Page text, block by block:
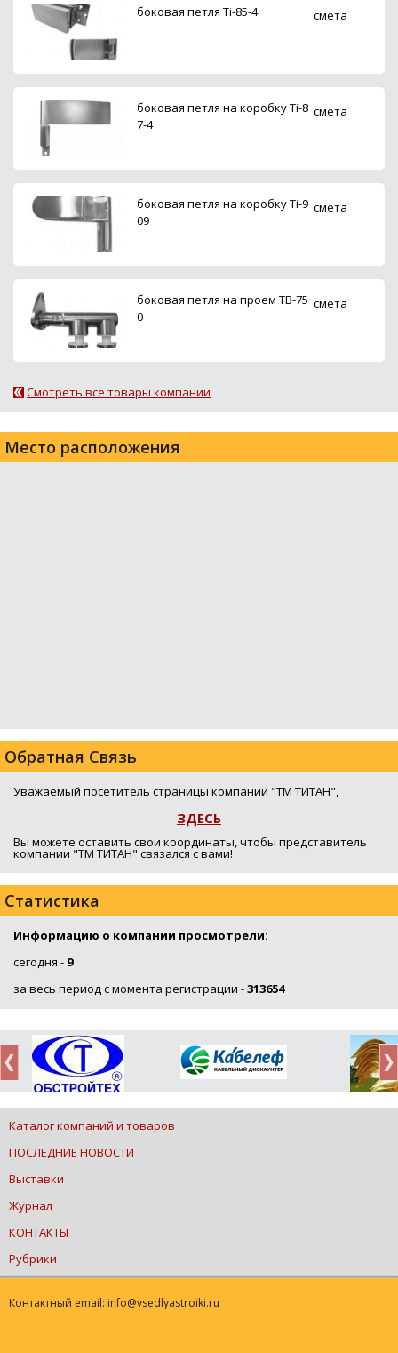
боковая петля Ti-85-4 смета
боковая петля на коробку Ti-8
7-4
смета
боковая петля на коробку Ti-9
09
смета
боковая петля на проем ТВ-75
0
смета
Смотреть все товары компании
Место расположения
Обратная Связь
Уважаемый посетитель страницы компании "ТМ ТИТАН",
ЗДЕСЬ
Вы можете оставить свои координаты, чтобы представитель
компании "ТМ ТИТАН" связался с вами!
Статистика
Информацию о компании просмотрели:
сегодня - 9
за весь период с момента регистрации -313654
Каталог компаний и товаров
ПОСЛЕДНИЕ НОВОСТИ
Выставки
Журнал
КОНТАКТЫ
Рубрики
Контактный email: info@vsedlyastroiki.ru